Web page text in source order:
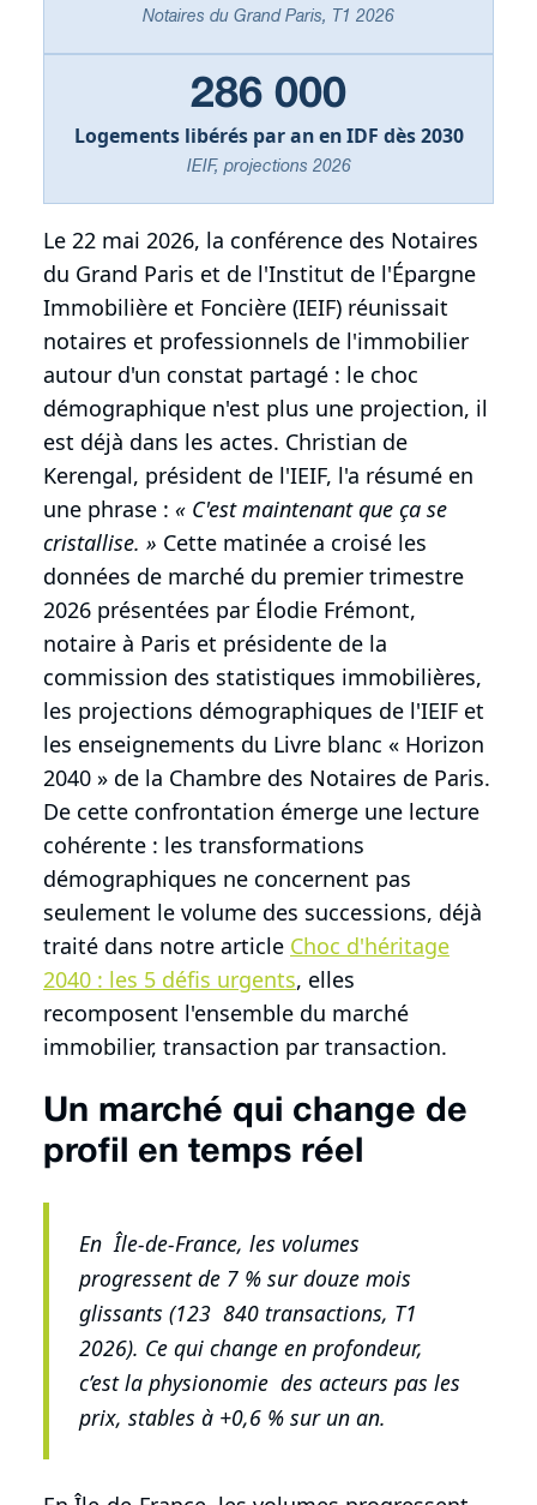
Notaires du Grand Paris, T1 2026
286 000
Logements libérés par an en IDF dès 2030
IEIF, projections 2026
Le 22 mai 2026, la conférence des Notaires
du Grand Paris et de l'Institut de l'Épargne
Immobilière et Foncière (IEIF) réunissait
notaires et professionnels de l'immobilier
autour d'un constat partagé : le choc
démographique n'est plus une projection, il
est déjà dans les actes. Christian de
Kerengal, président de l'IEIF, l'a résumé en
une phrase : « C'est maintenant que ça se
cristallise. » Cette matinée a croisé les
données de marché du premier trimestre
2026 présentées par Élodie Frémont,
notaire à Paris et présidente de la
commission des statistiques immobilières,
les projections démographiques de l'IEIF et
les enseignements du Livre blanc « Horizon
2040 » de la Chambre des Notaires de Paris.
De cette confrontation émerge une lecture
cohérente : les transformations
démographiques ne concernent pas
seulement le volume des successions, déjà
traité dans notre article Choc d'héritage
2040 : les 5 défis urgents, elles
recomposent l'ensemble du marché
immobilier, transaction par transaction.
Un marché qui change de
profil en temps réel
En Île-de-France, les volumes
progressent de 7 % sur douze mois
glissants (123 840 transactions, T1
2026). Ce qui change en profondeur,
c’est la physionomie des acteurs pas les
prix, stables à +0,6 % sur un an.